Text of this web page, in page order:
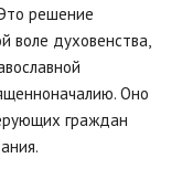
решение
воле духовенства,
Оно
граждан